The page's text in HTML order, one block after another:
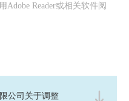
Adobe Reader或相关软件阅
公司关于调整